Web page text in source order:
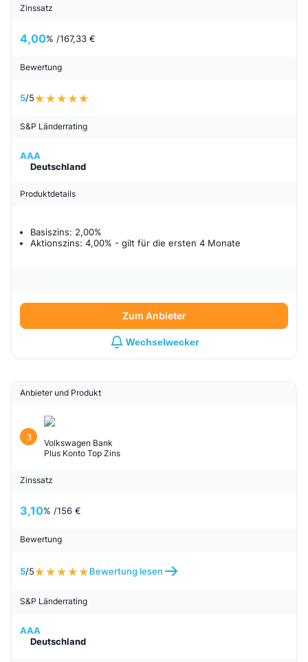
Zinssatz
4,00% /167,33 €
Bewertung
5/5
S&P Länderrating
AAA
Deutschland
Produktdetails
Basiszins: 2,00%
Aktionszins: 4,00% - gilt für die ersten 4 Monate
Zum Anbieter
Wechselwecker
Anbieter und Produkt
3
Volkswagen Bank
Plus Konto Top Zins
Zinssatz
3,10% /156 €
Bewertung
5/5 Bewertung lesen
S&P Länderrating
AAA
Deutschland